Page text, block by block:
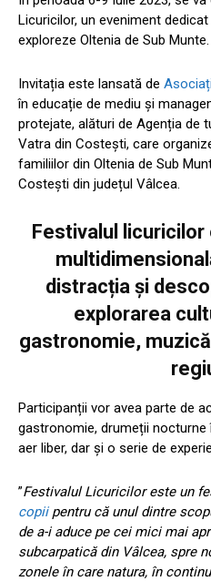
Licuricilor, un eveniment
exploreze Oltenia de Sub Munte.
Invitația este lansată de
în educație de mediu și
protejate, alături de Agenția de
Vatra din Costești, care
familiilor din Oltenia de Sub
Costești din județul Vâlcea.
Festivalul
distracția și
explorarea
gastronomie,
Participanții vor avea parte de
gastronomie, drumeții nocturne
aer liber, dar și o serie de
”Festivalul Licuricilor este un
copiipentru că unul dintre
de a-i aduce pe cei mici mai
subcarpatică din Vâlcea, spre
zonele în care natura, în